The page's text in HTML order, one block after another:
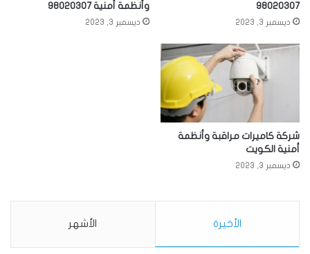
98020307
ديسمبر 3, 2023
وأنظمة أمنية 98020307
ديسمبر 3, 2023
شركة كاميرات مراقبة وأنظمة
أمنية الكويت
ديسمبر 3, 2023
الأخيرة الأشهر